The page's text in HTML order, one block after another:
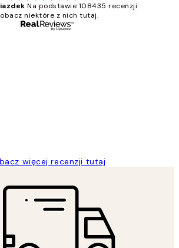
Na podstawie 108435 recenzji.
niektóre z nich tutaj.
więcej recenzji tutaj